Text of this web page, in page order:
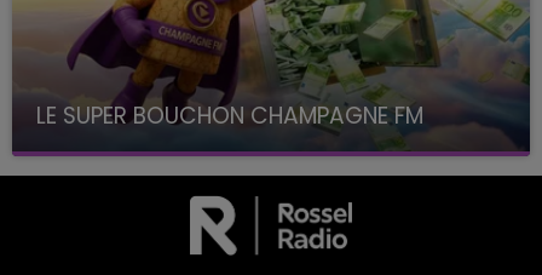
LE SUPER BOUCHON CHAMPAGNE FM
avec La Famille Champagne FM, à 8H10